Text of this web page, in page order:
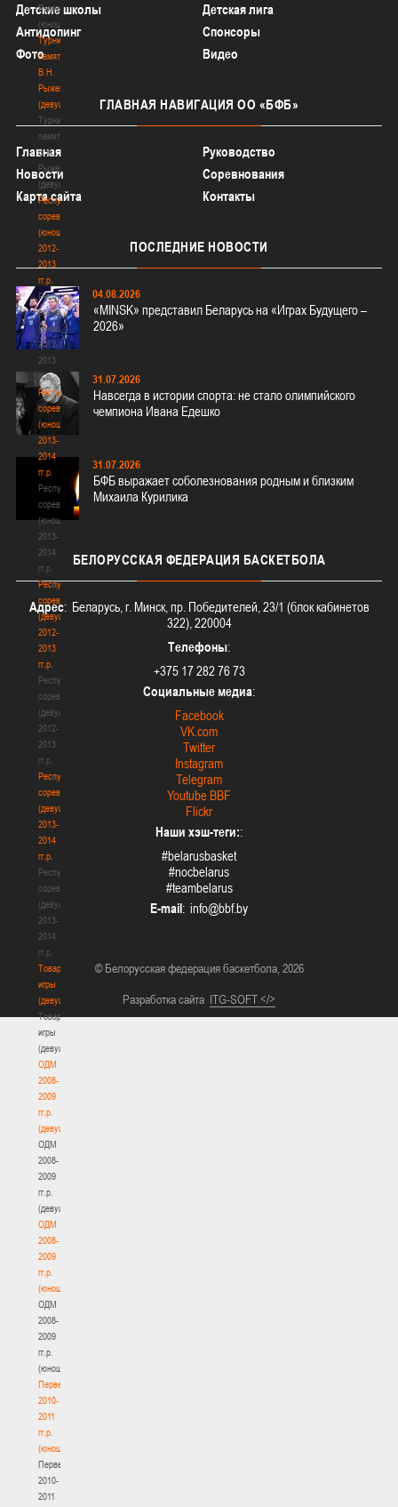
Рыженкова
(юноши)
Турнир
памяти
В.Н.
Рыженкова
(девушки)
Турнир
памяти
В.Н.
Рыженкова
(девушки)
Республиканские
соревнования
(юноши)
2012-
2013
гг.р.
Республиканские
соревнования
(юноши)
2012-
2013
гг.р.
Республиканские
соревнования
(юноши)
2013-
2014
гг.р.
Республиканские
соревнования
(юноши)
2013-
2014
гг.р.
Республиканские
соревнования
(девушки)
2012-
2013
гг.р.
Республиканские
соревнования
(девушки)
2012-
2013
гг.р.
Республиканские
соревнования
(девушки)
2013-
2014
гг.р.
Республиканские
соревнования
(девушки)
2013-
2014
гг.р.
Товарищеские
игры
(девушки)
Товарищеские
игры
(девушки)
ОДМ
2008-
2009
гг.р.
(девушки)
ОДМ
2008-
2009
гг.р.
(девушки)
ОДМ
2008-
2009
гг.р.
(юноши)
ОДМ
2008-
2009
гг.р.
(юноши)
Первенство
2010-
2011
гг.р.
(юноши)
Первенство
2010-
2011
Детские школы
Детская лига
Антидопинг
Спонсоры
Фото
Видео
ГЛАВНАЯ НАВИГАЦИЯ ОО «БФБ»
Главная
Руководство
Новости
Соревнования
Карта сайта
Контакты
ПОСЛЕДНИЕ НОВОСТИ
04.08.2026
«MINSK» представил Беларусь на «Играх Будущего –
2026»
31.07.2026
Навсегда в истории спорта: не стало олимпийского
чемпиона Ивана Едешко
31.07.2026
БФБ выражает соболезнования родным и близким
Михаила Курилика
БЕЛОРУССКАЯ ФЕДЕРАЦИЯ БАСКЕТБОЛА
Адрес: Беларусь, г. Минск, пр. Победителей, 23/1 (блок кабинетов
322), 220004
Телефоны:
+375 17 282 76 73
Социальные медиа:
Facebook
VK.com
Twitter
Instagram
Telegram
Youtube BBF
Flickr
Наши хэш-теги::
#belarusbasket
#nocbelarus
#teambelarus
E-mail:
© Белорусская федерация баскетбола, 2026
Разработка сайта ITG-SOFT </>